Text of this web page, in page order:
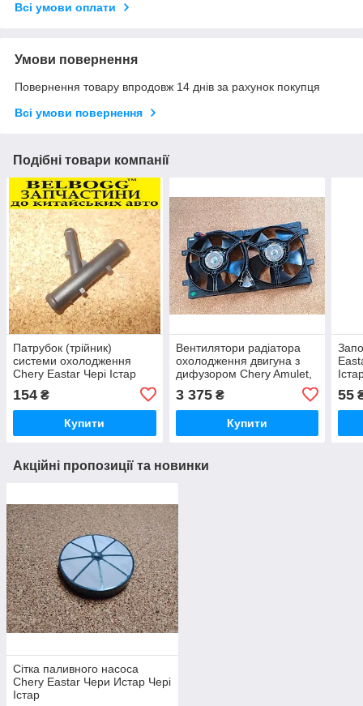
Всі умови оплати
Умови повернення
Повернення товару впродовж 14 днів за рахунок покупця
Всі умови повернення
Подібні товари компанії
Патрубок (трійник)
системи охолодження
Chery Eastar Чері Істар
154 ₴
Купити
Вентилятори радіатора
охолодження двигуна з
дифузором Chery Amulet,
Чері Амулет, Чері Амулет
3 375₴
Купити
55
Акційні пропозиції та новинки
Сітка паливного насоса
Chery Eastar Чери Истар Чері
Істар